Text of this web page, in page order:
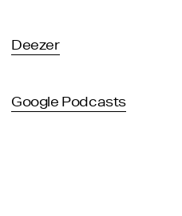
Deezer
Google Podcasts